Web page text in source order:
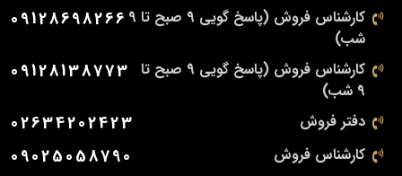
کارشناس فروش (پاسخ گویی 9 صبح تا 9
شب)
09128698266
کارشناس فروش (پاسخ گویی 9 صبح تا
9 شب)
09128138773
دفتر فروش 02634202423
کارشناس فروش 09025058790